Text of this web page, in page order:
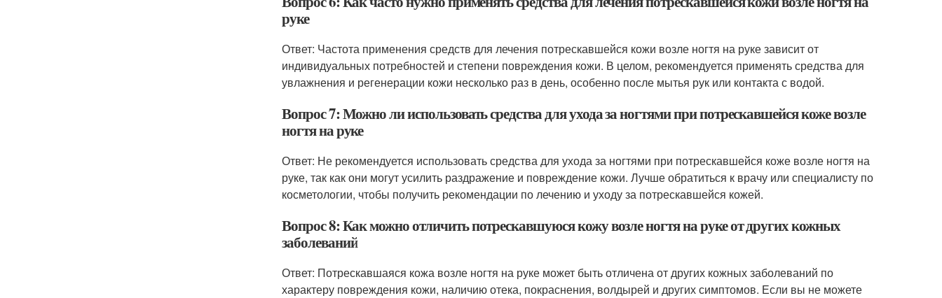
руке
Ответ: Частота применения средств для лечения потрескавшейся кожи возле ногтя на руке зависит от
индивидуальных потребностей и степени повреждения кожи. В целом, рекомендуется применять средства для
увлажнения и регенерации кожи несколько раз в день, особенно после мытья рук или контакта с водой.
Вопрос 7: Можно ли использовать средства для ухода за ногтями при потрескавшейся коже возле
ногтя на руке
Ответ: Не рекомендуется использовать средства для ухода за ногтями при потрескавшейся коже возле ногтя на
руке, так как они могут усилить раздражение и повреждение кожи. Лучше обратиться к врачу или специалисту по
косметологии, чтобы получить рекомендации по лечению и уходу за потрескавшейся кожей.
Вопрос 8: Как можно отличить потрескавшуюся кожу возле ногтя на руке от других кожных
заболеваний
Ответ: Потрескавшаяся кожа возле ногтя на руке может быть отличена от других кожных заболеваний по
характеру повреждения кожи, наличию отека, покраснения, волдырей и других симптомов. Если вы не можете